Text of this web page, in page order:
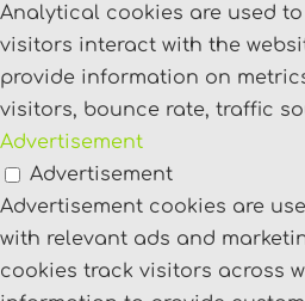
Analytical cookies are used
visitors interact with the
provide information on
visitors, bounce rate, traffic
Advertisement
Advertisement
Advertisement cookies are
with relevant ads and
cookies track visitors across